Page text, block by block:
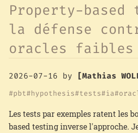
Property-
la défense
oracles faibles
2026-07-16 by [Mathias
pbt hypothesis tests ia
Les tests par exemples ratent les
based testing inverse l'approche.